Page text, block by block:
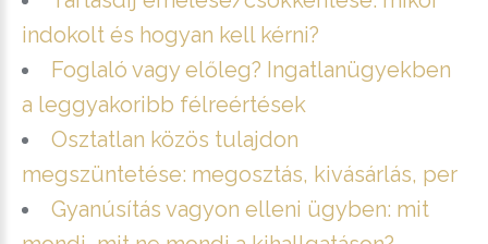
indokolt és hogyan kell kérni?
Foglaló vagy előleg? Ingatlanügyekben
a leggyakoribb félreértések
Osztatlan közös tulajdon
megszüntetése: megosztás, kivásárlás, per
Gyanúsítás vagyon elleni ügyben: mit